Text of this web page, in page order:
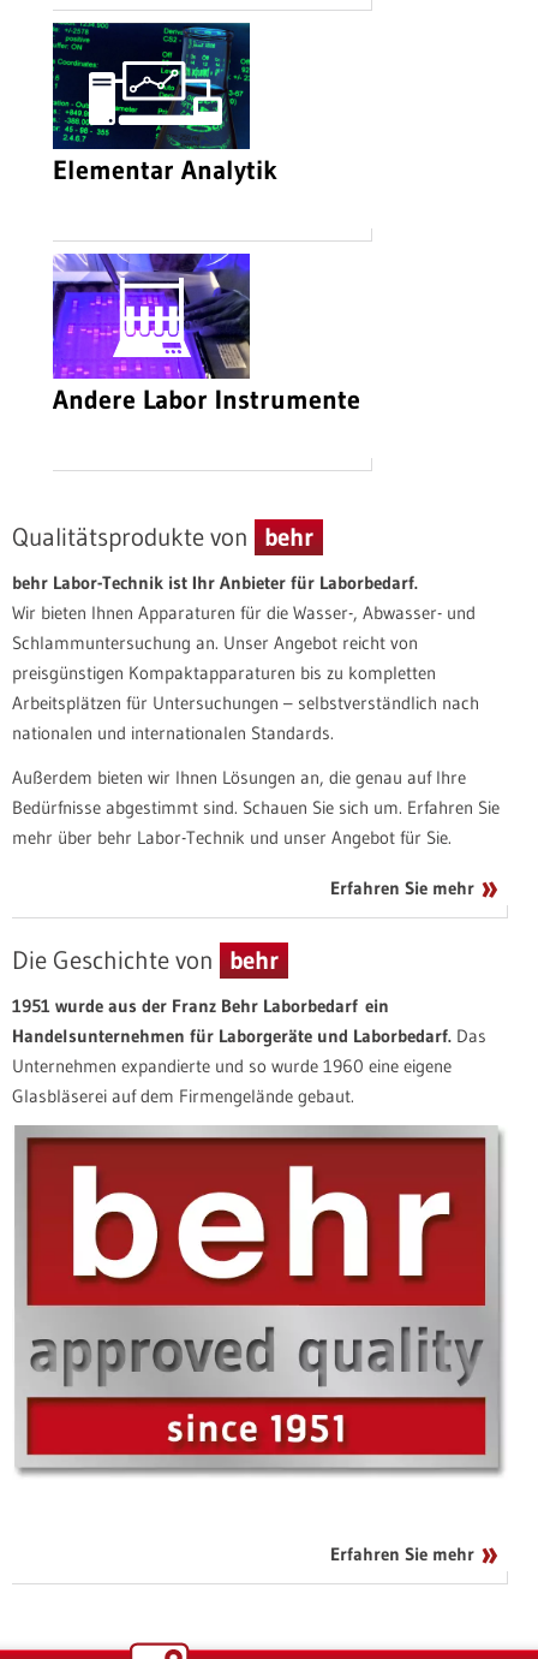
Elementar Analytik
Andere Labor Instrumente
Qualitätsprodukte von behr
behr Labor-Technik ist Ihr Anbieter für Laborbedarf.
Wir bieten Ihnen Apparaturen für die Wasser-, Abwasser- und
Schlammuntersuchung an. Unser Angebot reicht von
preisgünstigen Kompaktapparaturen bis zu kompletten
Arbeitsplätzen für Untersuchungen – selbstverständlich nach
nationalen und internationalen Standards.
Außerdem bieten wir Ihnen Lösungen an, die genau auf Ihre
Bedürfnisse abgestimmt sind. Schauen Sie sich um. Erfahren Sie
mehr über behr Labor-Technik und unser Angebot für Sie.
Erfahren Sie mehr
Die Geschichte von behr
1951 wurde aus der Franz Behr Laborbedarf ein
Handelsunternehmen für Laborgeräte und Laborbedarf. Das
Unternehmen expandierte und so wurde 1960 eine eigene
Glasbläserei auf dem Firmengelände gebaut.
Erfahren Sie mehr